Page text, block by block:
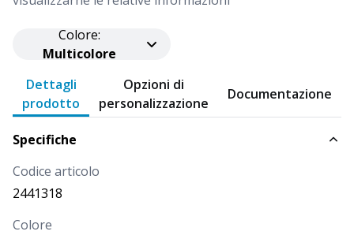
Colore:
Multicolore
Dettagli
prodotto
Opzioni di
personalizzazione
Documentazione
Specifiche
Codice articolo
2441318
Colore